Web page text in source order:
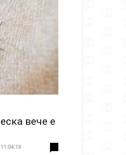
вече е